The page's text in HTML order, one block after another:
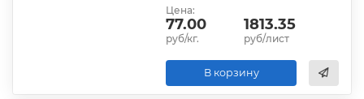
Цена:
77.00
руб/кг.
1813.35
руб/лист
В корзину